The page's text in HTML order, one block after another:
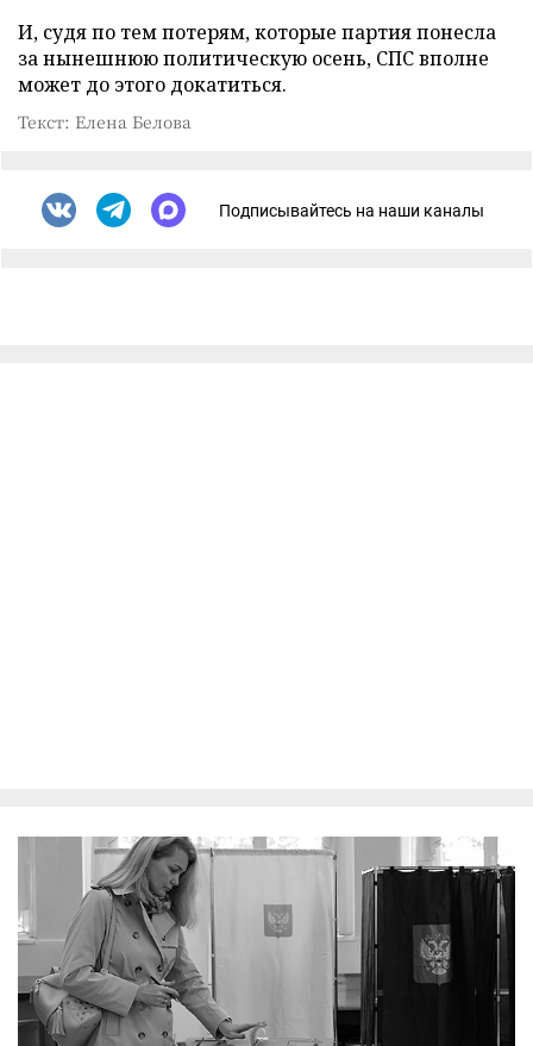
И, судя по тем потерям, которые партия понесла
за нынешнюю политическую осень, СПС вполне
может до этого докатиться.
Текст: Елена Белова
Подписывайтесь на наши каналы